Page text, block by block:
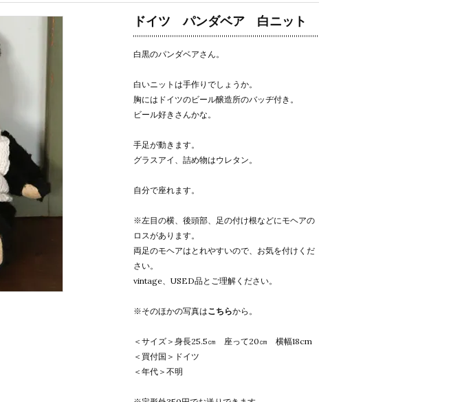
ドイツ パンダベア 白ニット
白黒のパンダベアさん。
白いニットは手作りでしょうか。
胸にはドイツのビール醸造所のバッヂ付き。
ビール好きさんかな。
手足が動きます。
グラスアイ、詰め物はウレタン。
自分で座れます。
※左目の横、後頭部、足の付け根などにモヘアの
ロスがあります。
両足のモヘアはとれやすいので、お気を付けくだ
さい。
vintage、USED品とご理解ください。
※そのほかの写真はこちらから。
＜サイズ＞身長25.5㎝ 座って20㎝ 横幅18cm
＜買付国＞ドイツ
＜年代＞不明